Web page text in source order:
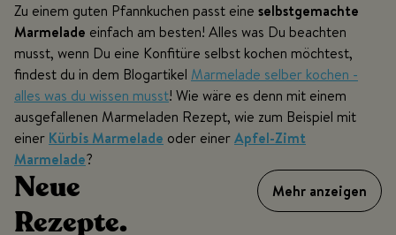
Zu einem guten Pfannkuchen passt eine selbstgemachte
Marmelade einfach am besten! Alles was Du beachten
musst, wenn Du eine Konfitüre selbst kochen möchtest,
findest du in dem Blogartikel Marmelade selber kochen -
alles was du wissen musst! Wie wäre es denn mit einem
ausgefallenen Marmeladen Rezept, wie zum Beispiel mit
einer Kürbis Marmelade oder einerApfel-Zimt
Marmelade?
Neue
Rezepte.
Mehr anzeigen